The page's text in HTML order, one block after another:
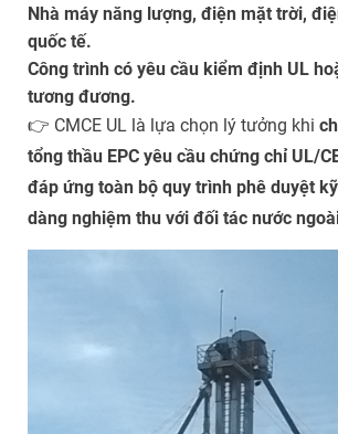
Nhà máy năng lượng, điện mặt trời,
quốc tế.
Công trình có yêu cầu kiểm định UL
tương đương.
👉 CMCE UL là lựa chọn lý tưởng khi
tổng thầu EPC yêu cầu chứng chỉ UL/
đáp ứng toàn bộ quy trình phê duyệt
dàng nghiệm thu với đối tác nước